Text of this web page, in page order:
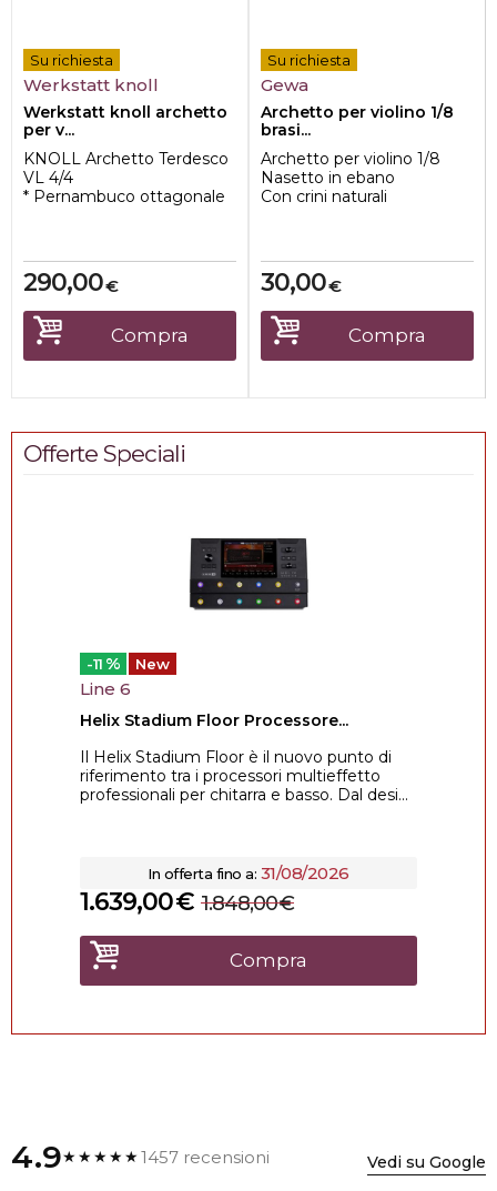
Su richiesta
Werkstatt knoll
Werkstatt knoll archetto
per v...
KNOLL Archetto Terdesco
VL 4/4
* Pernambuco ottagonale
€
290,00
Compra
Su richiesta
Gewa
Archetto per violino 1/8
brasi...
Archetto per violino 1/8
Nasetto in ebano
Con crini naturali
€
30,00
Compra
Offerte Speciali
-11 % New
Line 6
Helix Stadium Floor Processore...
Il Helix Stadium Floor è il nuovo punto di
riferimento tra i processori multieffetto
professionali per chitarra e basso. Dal desi...
In offerta fino a: 31/08/2026
€
1.639,00 €
1.848,00
Compra
4.9★★★★★1457 recensioni Vedi su Google